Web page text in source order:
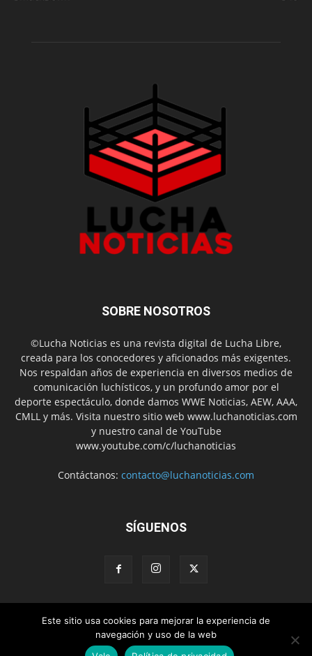
SOBRE NOSOTROS
©Lucha Noticias es una revista digital de Lucha Libre,
creada para los conocedores y aficionados más exigentes.
Nos respaldan años de experiencia en diversos medios de
comunicación luchísticos, y un profundo amor por el
deporte espectáculo, donde damos WWE Noticias, AEW, AAA,
CMLL y más. Visita nuestro sitio web www.luchanoticias.com
y nuestro canal de YouTube
www.youtube.com/c/luchanoticias
Contáctanos: contacto@luchanoticias.com
SÍGUENOS
WWE Noticias WWE AEW
Lucha Libre Mexicana
Colabora con nosotros
Este sitio usa cookies para mejorar la experiencia de
navegación y uso de la web